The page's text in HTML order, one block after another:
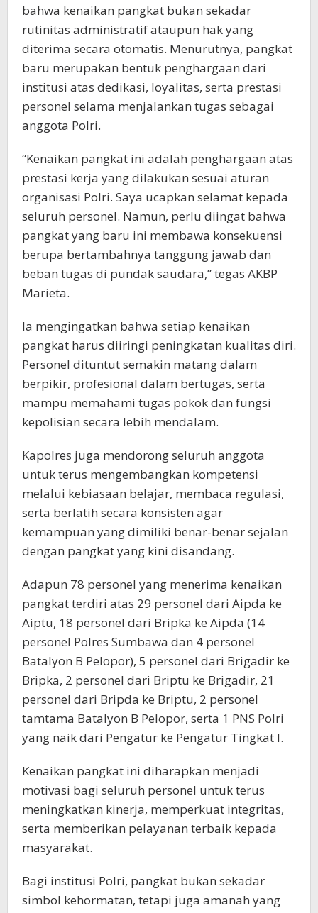
bahwa kenaikan pangkat bukan sekadar
rutinitas administratif ataupun hak yang
diterima secara otomatis. Menurutnya, pangkat
baru merupakan bentuk penghargaan dari
institusi atas dedikasi, loyalitas, serta prestasi
personel selama menjalankan tugas sebagai
anggota Polri.
“Kenaikan pangkat ini adalah penghargaan atas
prestasi kerja yang dilakukan sesuai aturan
organisasi Polri. Saya ucapkan selamat kepada
seluruh personel. Namun, perlu diingat bahwa
pangkat yang baru ini membawa konsekuensi
berupa bertambahnya tanggung jawab dan
beban tugas di pundak saudara,” tegas AKBP
Marieta.
Ia mengingatkan bahwa setiap kenaikan
pangkat harus diiringi peningkatan kualitas diri.
Personel dituntut semakin matang dalam
berpikir, profesional dalam bertugas, serta
mampu memahami tugas pokok dan fungsi
kepolisian secara lebih mendalam.
Kapolres juga mendorong seluruh anggota
untuk terus mengembangkan kompetensi
melalui kebiasaan belajar, membaca regulasi,
serta berlatih secara konsisten agar
kemampuan yang dimiliki benar-benar sejalan
dengan pangkat yang kini disandang.
Adapun 78 personel yang menerima kenaikan
pangkat terdiri atas 29 personel dari Aipda ke
Aiptu, 18 personel dari Bripka ke Aipda (14
personel Polres Sumbawa dan 4 personel
Batalyon B Pelopor), 5 personel dari Brigadir ke
Bripka, 2 personel dari Briptu ke Brigadir, 21
personel dari Bripda ke Briptu, 2 personel
tamtama Batalyon B Pelopor, serta 1 PNS Polri
yang naik dari Pengatur ke Pengatur Tingkat I.
Kenaikan pangkat ini diharapkan menjadi
motivasi bagi seluruh personel untuk terus
meningkatkan kinerja, memperkuat integritas,
serta memberikan pelayanan terbaik kepada
masyarakat.
Bagi institusi Polri, pangkat bukan sekadar
simbol kehormatan, tetapi juga amanah yang